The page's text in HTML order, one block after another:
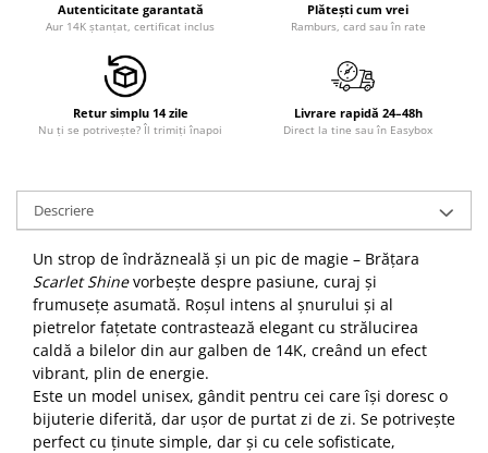
Autenticitate garantată
Aur 14K ștanțat, certificat inclus
Plătești cum vrei
Ramburs, card sau în rate
Retur simplu 14 zile
Nu ți se potrivește? Îl trimiți înapoi
Livrare rapidă 24–48h
Direct la tine sau în Easybox
Descriere
Un strop de îndrăzneală și un pic de magie – Brățara
Scarlet Shinevorbește despre pasiune, curaj și
frumusețe asumată. Roșul intens al șnurului și al
pietrelor fațetate contrastează elegant cu strălucirea
caldă a bilelor din aur galben de 14K, creând un efect
vibrant, plin de energie.
Este un model unisex, gândit pentru cei care își doresc o
bijuterie diferită, dar ușor de purtat zi de zi. Se potrivește
perfect cu ținute simple, dar și cu cele sofisticate,